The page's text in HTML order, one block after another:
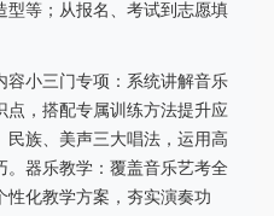
型等；从报名、考试到志愿填
容小三门专项：系统讲解音乐
点，搭配专属训练方法提升应
族、美声三大唱法，运用高
。器乐教学：覆盖音乐艺考全
性化教学方案，夯实演奏功